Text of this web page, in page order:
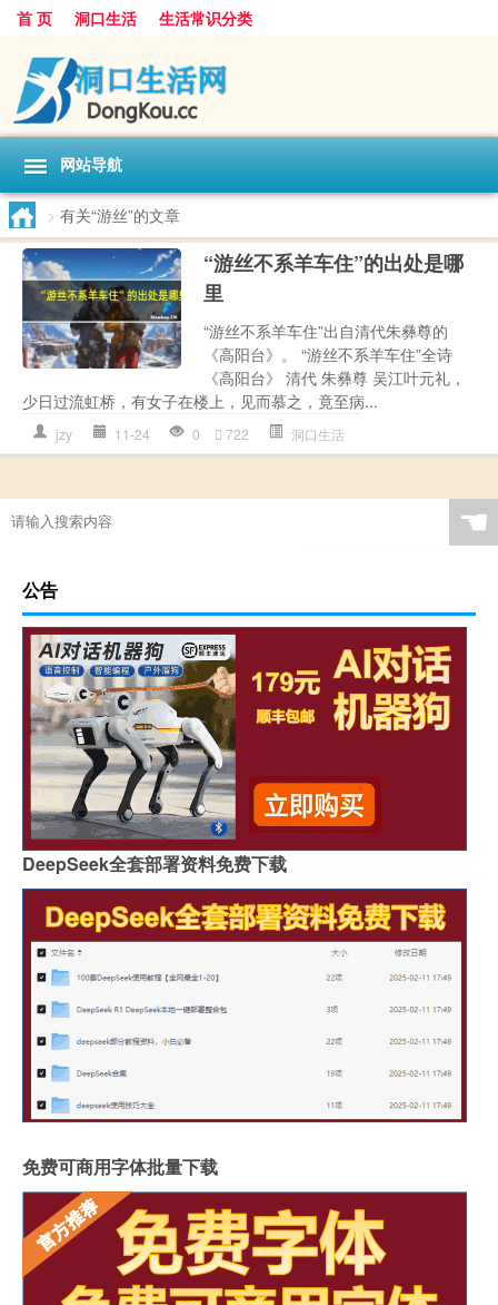
首 页 洞口生活 生活常识分类
网站导航
> 有关“游丝”的文章
“游丝不系羊车住”的出处是哪
里
“游丝不系羊车住”出自清代朱彝尊的
《高阳台》。 “游丝不系羊车住”全诗
《高阳台》 清代 朱彝尊 吴江叶元礼，
少日过流虹桥，有女子在楼上，见而慕之，竟至病...
jzy 11-24 0 722 洞口生活
☚
公告
DeepSeek全套部署资料免费下载
免费可商用字体批量下载